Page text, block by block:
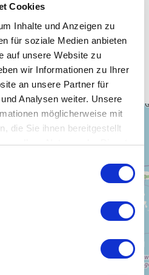
Cookies
Inhalte und Anzeigen zu
für soziale Medien anbieten
auf unsere Website zu
wir Informationen zu Ihrer
an unsere Partner für
Analysen weiter. Unsere
möglicherweise mit
die Sie ihnen bereitgestellt
Ihrer Nutzung der Dienste
Hotspots in